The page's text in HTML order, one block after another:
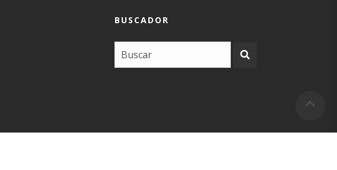
BUSCADOR